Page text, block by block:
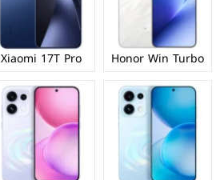
Honor Win Turbo
Xiaomi 17T Pro